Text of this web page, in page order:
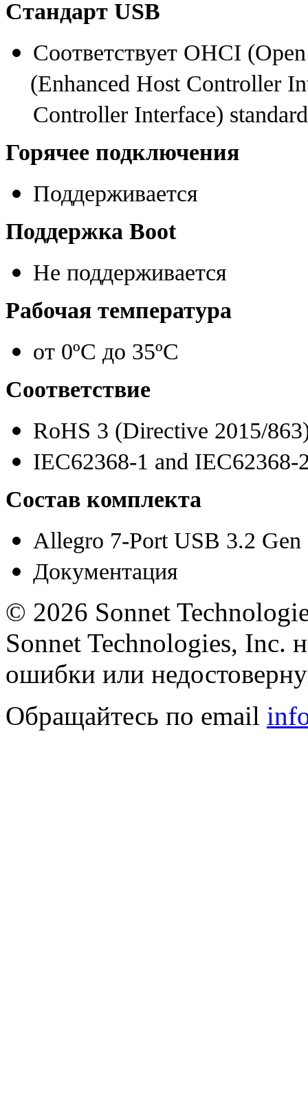
Стандарт USB
Соответствует OHCI (
(Enhanced Host Controller
Controller Interface)
Горячее подключения
Поддерживается
Поддержка Boot
Не поддерживается
Рабочая температура
от 0ºC до 35ºC
Соответствие
RoHS 3 (Directive 2015/
IEC62368-1 and IEC62368-
Состав комплекта
Allegro 7-Port USB 3.2
Документация
© 2026 Sonnet
Sonnet Technologies, Inc.
ошибки или
Обращайтесь по email